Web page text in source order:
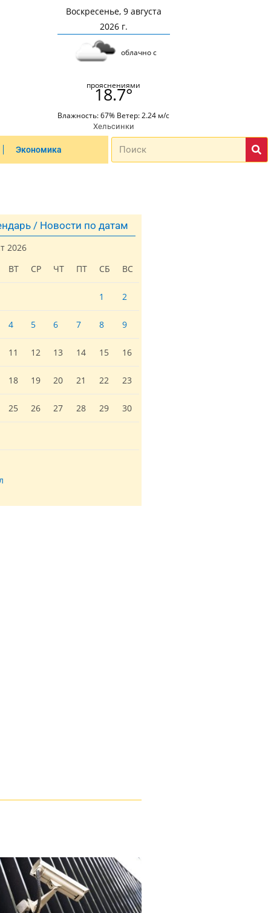
Воскресенье, 9 августа
2026 г.
облачно с
прояснениями
18.7°
Влажность: 67% Ветер: 2.24 м/с
Хельсинки
Экономика
/ Новости по датам
2026
ВТ
СР ЧТ ПТ СБ ВС
1 2
4 5 6 7 8 9
11 12 13 14 15 16
18 19 20 21 22 23
25 26 27 28 29 30